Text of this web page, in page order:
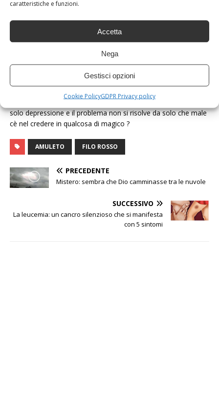
caratteristiche e funzioni.
Accetta
Nega
Gestisci opzioni
Cookie PolicyGDPR Privacy policy
4.Mentre lo si annoda si deve avere una buona energia. Solo
così inizieranno ad accadere delle cose molto belle.
Il filo rosso non va tolto mai. Quando accadrà che si rompe,
ciò significa che l’amuleto ha attratto abbastanza energia
Io credo molto nella positività è bello vedere il bicchiere
sempre mezzo pieno essere negativi non porta felicità ma
solo depressione e il problema non si risolve da solo che male
cè nel credere in qualcosa di magico ?
AMULETO FILO ROSSO
PRECEDENTE
Mistero: sembra che Dio camminasse tra le nuvole
SUCCESSIVO
La leucemia: un cancro silenzioso che si manifesta
con 5 sintomi